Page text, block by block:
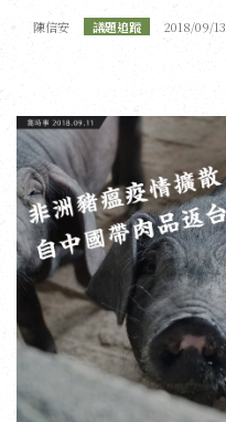
陳信安 議題追蹤 2018/09/13